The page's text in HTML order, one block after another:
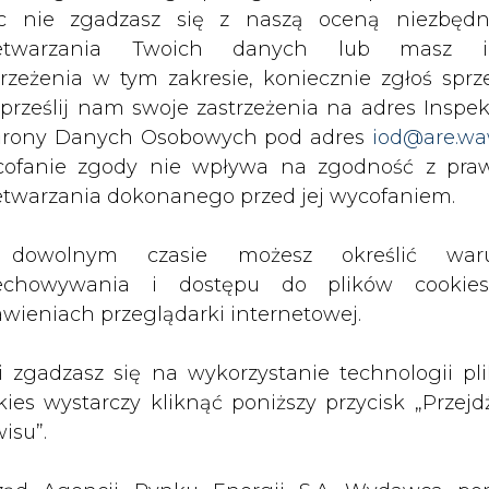
nie zgadzasz się z naszą oceną
Twoich danych lub masz
w tym zakresie, koniecznie zgłoś
prześlij nam swoje zastrzeżenia na adres
Danych Osobowych pod adres
zgody nie wpływa na zgodność z
dokonanego przed jej wycofaniem.
czasie możesz określić
i dostępu do plików
przeglądarki internetowej.
zgadzasz się na wykorzystanie technologii
wystarczy kliknąć poniższy przycisk
powinna przebiegać nie tylko w
ale też biogaz, biomasę i inne źródła.
sytuacji w naszym ciepłownictwie z
na systemową transformację - powiedział.
na odbiorców wszystkich kosztów-